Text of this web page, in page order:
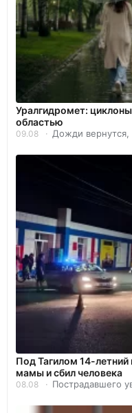
Уралгидромет:
областью
09.08 Дожди
Под Тагилом 14-летний
мамы и сбил человека
08.08 Пострадавшего